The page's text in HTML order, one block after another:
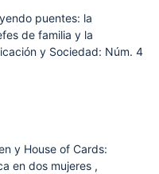
puentes: la
de familia y la
y Sociedad: Núm. 4
y House of Cards:
en dos mujeres ,